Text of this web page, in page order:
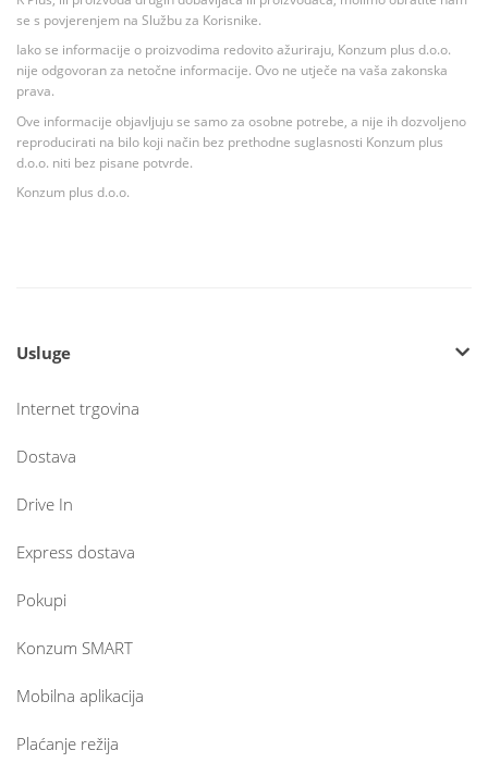
se s povjerenjem na Službu za Korisnike.
Iako se informacije o proizvodima redovito ažuriraju, Konzum plus d.o.o.
nije odgovoran za netočne informacije. Ovo ne utječe na vaša zakonska
prava.
Ove informacije objavljuju se samo za osobne potrebe, a nije ih dozvoljeno
reproducirati na bilo koji način bez prethodne suglasnosti Konzum plus
d.o.o. niti bez pisane potvrde.
Konzum plus d.o.o.
Usluge
Internet trgovina
Dostava
Drive In
Express dostava
Pokupi
Konzum SMART
Mobilna aplikacija
Plaćanje režija